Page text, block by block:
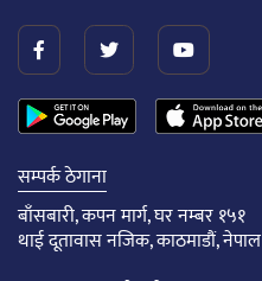
सम्पर्क ठेगाना
बाँसबारी, कपन मार्ग, घर नम्बर १५१
थाई दूतावास नजिक, काठमाडौं, नेपाल